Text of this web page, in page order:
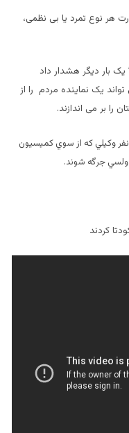
هر نوع تمرد یا بی نظمی،
بار دیگر هشدار داد
یک نماینده مردم را از
را بر می اندازند.
اعضای ائتلاف “حمايت از قانون” مي خواهند با 9 نفر وكيلي كه از سوي كميسيون
ولسي جرگه شوند.
کردند